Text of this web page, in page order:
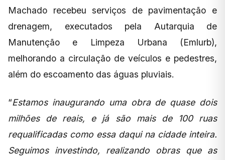
Machado recebeu serviços de pavimentação e
drenagem, executados pela Autarquia de
Manutenção e Limpeza Urbana (Emlurb),
melhorando a circulação de veículos e pedestres,
além do escoamento das águas pluviais.
“Estamos inaugurando uma obra de quase dois
milhões de reais, e já são mais de 100 ruas
requalificadas como essa daqui na cidade inteira.
Seguimos investindo, realizando obras que as